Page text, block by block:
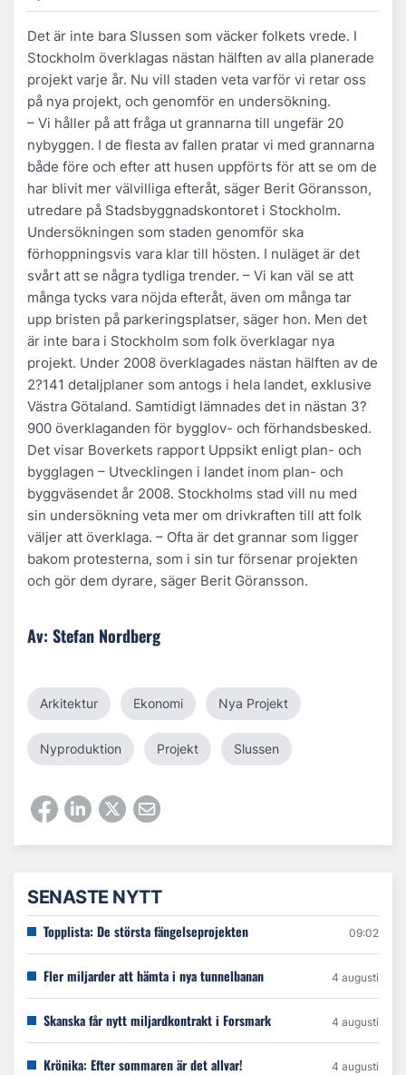
Det är inte bara Slussen som väcker folkets vrede. I
Stockholm överklagas nästan hälften av alla planerade
projekt varje år. Nu vill staden veta varför vi retar oss
på nya projekt, och genomför en undersökning.
– Vi håller på att fråga ut grannarna till ungefär 20
nybyggen. I de flesta av fallen pratar vi med grannarna
både före och efter att husen uppförts för att se om de
har blivit mer välvilliga efteråt, säger Berit Göransson,
utredare på Stadsbyggnadskontoret i Stockholm.
Undersökningen som staden genomför ska
förhoppningsvis vara klar till hösten. I nuläget är det
svårt att se några tydliga trender. – Vi kan väl se att
många tycks vara nöjda efteråt, även om många tar
upp bristen på parkeringsplatser, säger hon. Men det
är inte bara i Stockholm som folk överklagar nya
projekt. Under 2008 överklagades nästan hälften av de
2?141 detaljplaner som antogs i hela landet, exklusive
Västra Götaland. Samtidigt lämnades det in nästan 3?
900 överklaganden för bygglov- och förhandsbesked.
Det visar Boverkets rapport Uppsikt enligt plan- och
bygglagen – Utvecklingen i landet inom plan- och
byggväsendet år 2008. Stockholms stad vill nu med
sin undersökning veta mer om drivkraften till att folk
väljer att överklaga. – Ofta är det grannar som ligger
bakom protesterna, som i sin tur försenar projekten
och gör dem dyrare, säger Berit Göransson.
Av: Stefan Nordberg
Arkitektur Ekonomi Nya Projekt
Nyproduktion Projekt Slussen
SENASTE NYTT
Topplista: De största fängelseprojekten 09:02
Fler miljarder att hämta i nya tunnelbanan 4 augusti
Skanska får nytt miljardkontrakt i Forsmark 4 augusti
Krönika: Efter sommaren är det allvar! 4 augusti